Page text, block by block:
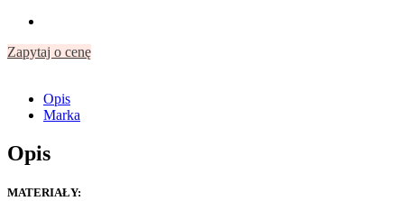
Zapytaj o cenę
Opis
Marka
Opis
MATERIAŁY: